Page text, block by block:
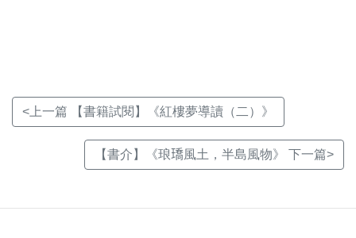
<上一篇 【書籍試閱】《紅樓夢導讀（二）》
【書介】《琅𤩝風土，半島風物》 下一篇>